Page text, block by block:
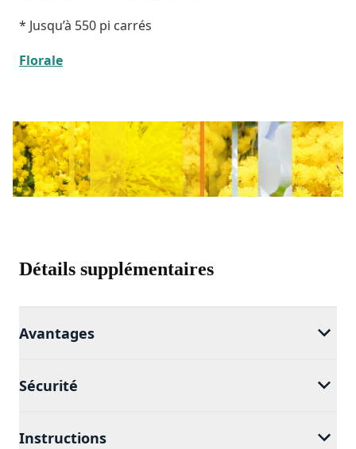
* Jusqu’à 550 pi carrés
Florale
Détails supplémentaires
Avantages
Sécurité
Instructions